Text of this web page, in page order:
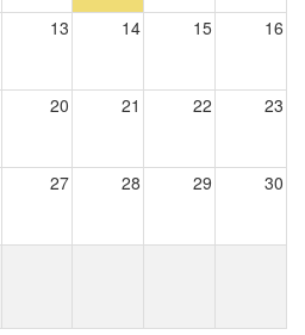
13 14 15 16
20 21 22 23
27 28 29 30